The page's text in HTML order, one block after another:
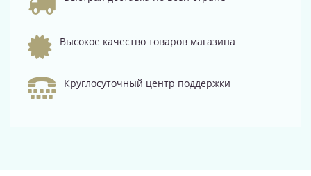
Высокое качество товаров магазина
Круглосуточный центр поддержки